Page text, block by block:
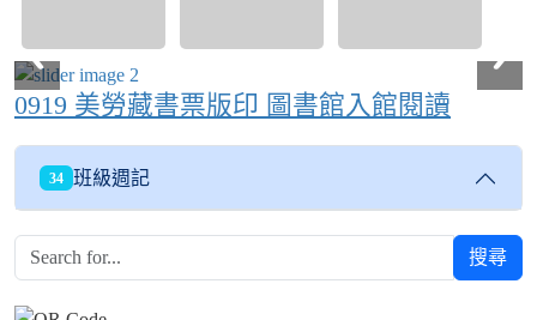
0919 美勞藏書票版印 圖書館入館閱讀
34 班級週記
搜尋